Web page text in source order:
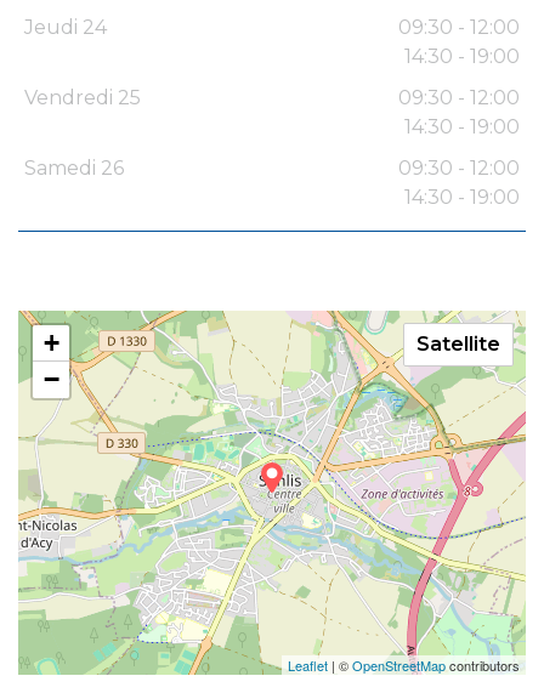
Jeudi 24
09:30 - 12:00
14:30 - 19:00
Vendredi 25
09:30 - 12:00
14:30 - 19:00
Samedi 26
09:30 - 12:00
14:30 - 19:00
+
−
Leaflet | ©OpenStreetMapcontributors
Satellite